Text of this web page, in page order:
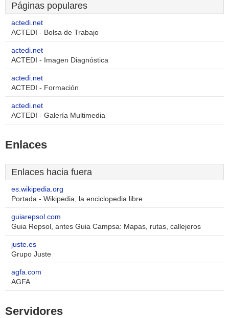
Páginas populares
actedi.net
ACTEDI - Bolsa de Trabajo
actedi.net
ACTEDI - Imagen Diagnóstica
actedi.net
ACTEDI - Formación
actedi.net
ACTEDI - Galería Multimedia
Enlaces
Enlaces hacia fuera
es.wikipedia.org
Portada - Wikipedia, la enciclopedia libre
guiarepsol.com
Guia Repsol, antes Guia Campsa: Mapas, rutas, callejeros
juste.es
Grupo Juste
agfa.com
AGFA
Servidores